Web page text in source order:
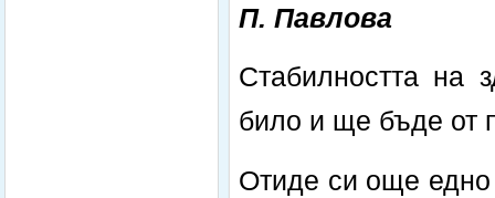
П. Павлова
Стабилността на
било и ще бъде от
Отиде си още едно